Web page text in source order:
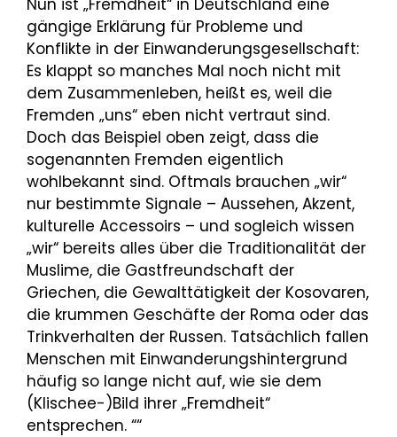
Nun ist „Fremdheit“ in Deutschland eine
gängige Erklärung für Probleme und
Konflikte in der Einwanderungsgesellschaft:
Es klappt so manches Mal noch nicht mit
dem Zusammenleben, heißt es, weil die
Fremden „uns“ eben nicht vertraut sind.
Doch das Beispiel oben zeigt, dass die
sogenannten Fremden eigentlich
wohlbekannt sind. Oftmals brauchen „wir“
nur bestimmte Signale – Aussehen, Akzent,
kulturelle Accessoirs – und sogleich wissen
„wir“ bereits alles über die Traditionalität der
Muslime, die Gastfreundschaft der
Griechen, die Gewalttätigkeit der Kosovaren,
die krummen Geschäfte der Roma oder das
Trinkverhalten der Russen. Tatsächlich fallen
Menschen mit Einwanderungshintergrund
häufig so lange nicht auf, wie sie dem
(Klischee-)Bild ihrer „Fremdheit“
entsprechen. ““